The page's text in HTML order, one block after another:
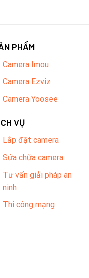
PHẨM
Camera Imou
Camera Ezviz
Camera Yoosee
VỤ
Lắp đặt camera
Sửa chữa camera
Tư vấn giải pháp an
ninh
Thi công mạng